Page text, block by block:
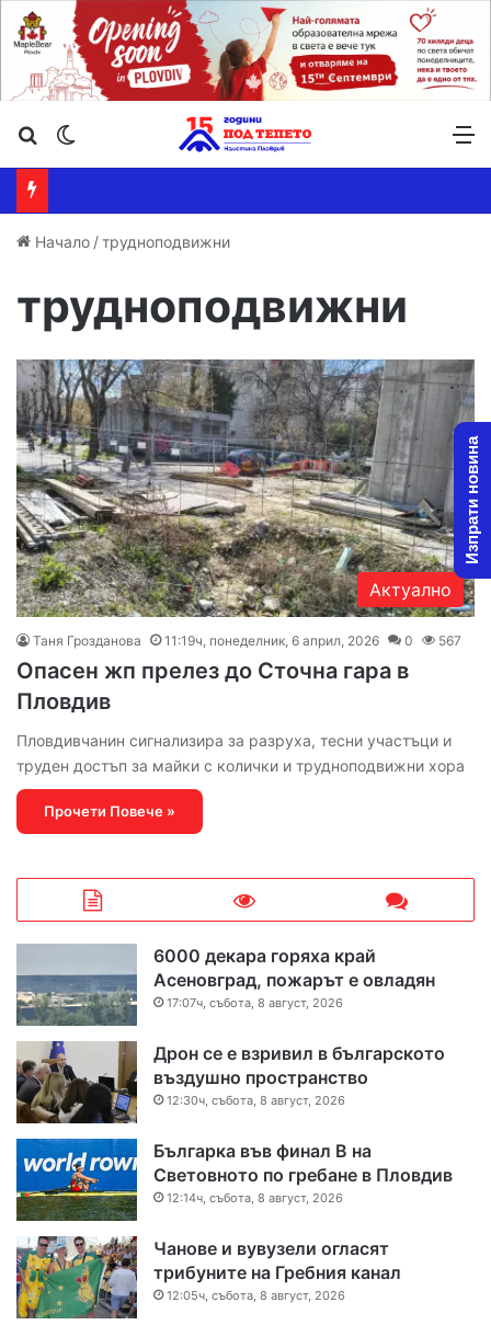
Търсене ...
Начало /трудноподвижни
трудноподвижни
Актуално
Таня Грозданова 11:19ч, понеделник, 6 април, 2026 0 567
Опасен жп прелез до Сточна гара в
Пловдив
Пловдивчанин сигнализира за разруха, тесни участъци и
труден достъп за майки с колички и трудноподвижни хора
Прочети Повече »
6000 декара горяха край
Асеновград, пожарът е овладян
17:07ч, събота, 8 август, 2026
Дрон се е взривил в българското
въздушно пространство
12:30ч, събота, 8 август, 2026
Българка във финал B на
Световното по гребане в Пловдив
12:14ч, събота, 8 август, 2026
Чанове и вувузели огласят
трибуните на Гребния канал
12:05ч, събота, 8 август, 2026
Изпрати новина